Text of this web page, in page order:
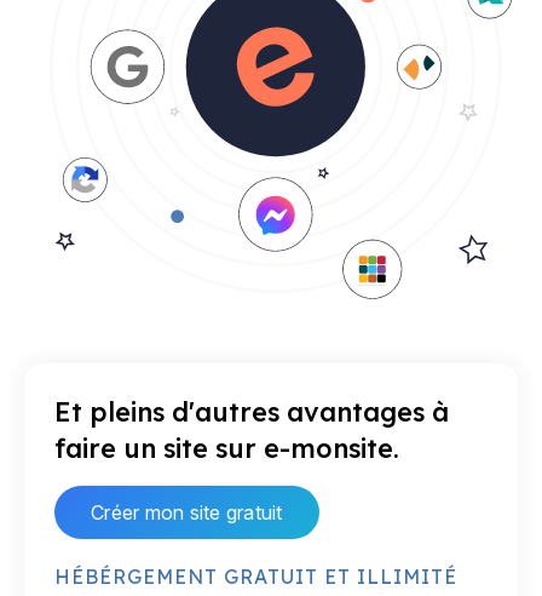
Et pleins d'autres avantages à
faire un site sur e-monsite.
Créer mon site gratuit
HÉBÉRGEMENT GRATUIT ET ILLIMITÉ